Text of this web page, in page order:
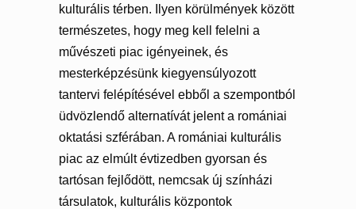
kulturális térben. Ilyen körülmények között
természetes, hogy meg kell felelni a
művészeti piac igényeinek, és
mesterképzésünk kiegyensúlyozott
tantervi felépítésével ebből a szempontból
üdvözlendő alternatívát jelent a romániai
oktatási szférában. A romániai kulturális
piac az elmúlt évtizedben gyorsan és
tartósan fejlődött, nemcsak új színházi
társulatok, kulturális központok